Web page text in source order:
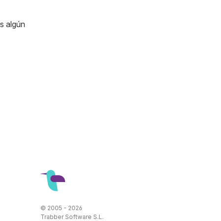
algún
© 2005 - 2026
Trabber Software S.L.